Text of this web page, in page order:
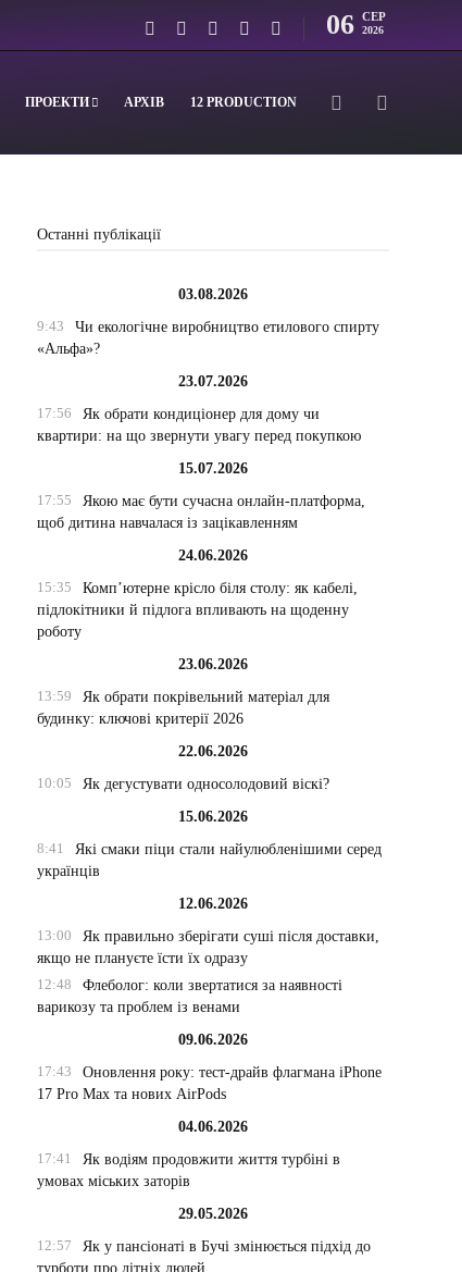
06 СЕР
2026
ПРОЕКТИ АРХІВ 12 PRODUCTION
Останні публікації
03.08.2026
9:43
Чи екологічне виробництво етилового спирту
«Альфа»?
23.07.2026
17:56
Як обрати кондиціонер для дому чи
квартири: на що звернути увагу перед покупкою
15.07.2026
17:55
Якою має бути сучасна онлайн-платформа,
щоб дитина навчалася із зацікавленням
24.06.2026
15:35
Комп’ютерне крісло біля столу: як кабелі,
підлокітники й підлога впливають на щоденну
роботу
23.06.2026
13:59
Як обрати покрівельний матеріал для
будинку: ключові критерії 2026
22.06.2026
10:05
Як дегустувати односолодовий віскі?
15.06.2026
8:41
Які смаки піци стали найулюбленішими серед
українців
12.06.2026
13:00
Як правильно зберігати суші після доставки,
якщо не плануєте їсти їх одразу
12:48
Флеболог: коли звертатися за наявності
варикозу та проблем із венами
09.06.2026
17:43
Оновлення року: тест-драйв флагмана iPhone
17 Pro Max та нових AirPods
04.06.2026
17:41
Як водіям продовжити життя турбіні в
умовах міських заторів
29.05.2026
12:57
Як у пансіонаті в Бучі змінюється підхід до
турботи про літніх людей